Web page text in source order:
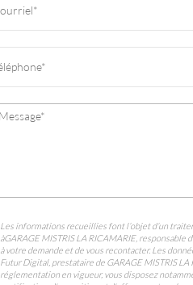
Les informations recueillies font l’objet d’un
àGARAGE MISTRIS LA RICAMARIE, responsable
à votre demande et de vous recontacter. Les
Futur Digital, prestataire de GARAGE MISTRIS
réglementation en vigueur, vous disposez